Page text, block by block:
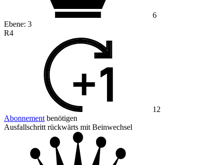
6
Ebene: 3
R4
12
Abonnement benötigen
Ausfallschritt rückwärts mit Beinwechsel